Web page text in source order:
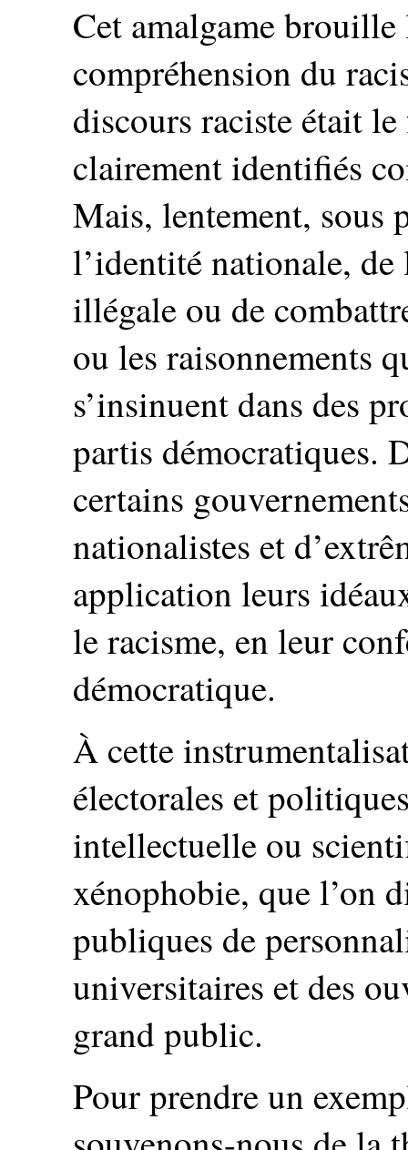
Cet amalgame brouille
compréhension du
discours raciste était
clairement identifiés
Mais, lentement, sous
l’identité nationale,
illégale ou de
ou les raisonnements
s’insinuent dans des
partis démocratiques.
certains
nationalistes et
application leurs
le racisme, en leur
démocratique.
À cette
électorales et
intellectuelle ou
xénophobie, que l’on
publiques de
universitaires et des
grand public.
Pour prendre un